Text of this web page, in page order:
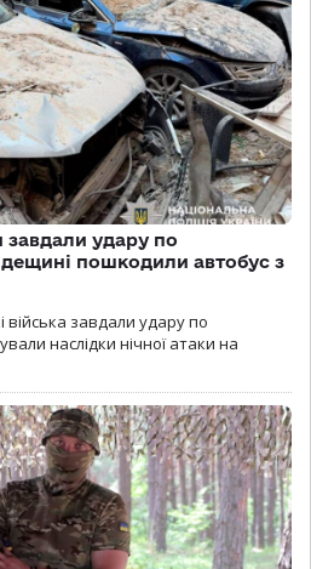
завдали удару по
пошкодили автобус з
війська завдали удару по
наслідки нічної атаки на